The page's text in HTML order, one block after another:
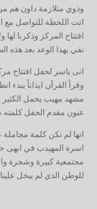
وذوي متلازمة داون هم من
اتت اللحظة للتواصل مع
افتتاح المركز وذكرنا
نفي بهذا الوعد بعد هذه
اتى ياسر لحفل افتتاح
وقرأ القرآن ايذاناً
مشهد مهيب يحمل الكثير
عنون مقدم الحفل كلمته
انها لم تكن كلمة
اسرة المهيدب في ابهى
مجتمعية كبيرة وشجرة
للوطن الذي لم يبخل